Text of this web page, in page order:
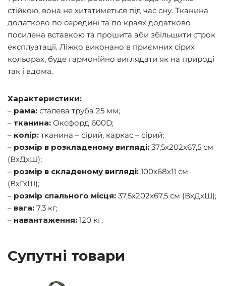
стійкою, вона не хитатиметься під час сну. Тканина
додатково по середині та по краях додатково
посилена вставкою та прошита аби збільшити строк
експлуатації. Ліжко виконано в приємних сірих
кольорах, буде гармонійно виглядати як на природі
так і вдома.
Характеристики:
– рама: сталева труба 25 мм;
– тканина: Оксфорд 600D;
– колір: тканина – сірий, каркас – сірий;
– розмір в розкладеному вигляді: 37,5х202х67,5 см
(ВхДхШ);
– розмір в складеному вигляді: 100х68х11 см
(ВхГхШ);
– розмір спального місця: 37,5х202х67,5 см (ВхДхШ);
– вага: 7,3 кг;
– навантаження: 120 кг.
Супутні товари